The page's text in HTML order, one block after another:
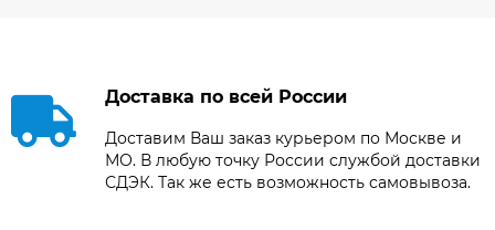
Доставка по всей России
Доставим Ваш заказ курьером по Москве и
МО. В любую точку России службой доставки
СДЭК. Так же есть возможность самовывоза.